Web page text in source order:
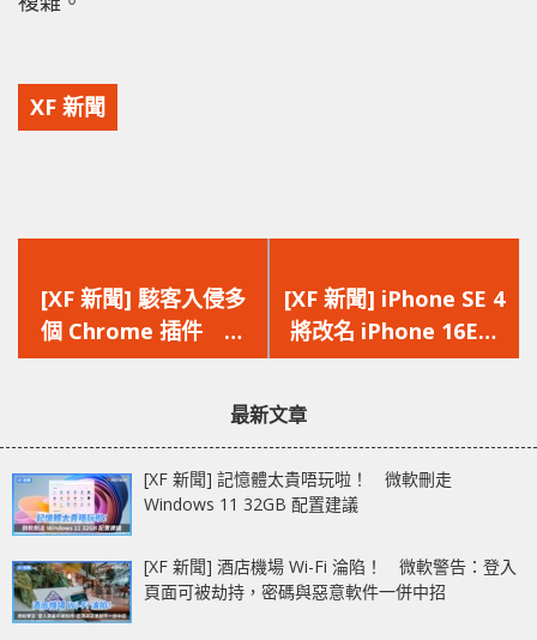
XF 新聞
一
篇
文
[XF 新聞] 駭客入侵多
個 Chrome 插件 惡
意代碼竊取用戶數據
一
篇
文
[XF 新聞] iPhone SE 4
將改名 iPhone 16E
全新設計與 OLED 熒幕
最新文章
[XF 新聞] 記憶體太貴唔玩啦！ 微軟刪走
Windows 11 32GB 配置建議
[XF 新聞] 酒店機場 Wi-Fi 淪陷！ 微軟警告：登入
頁面可被劫持，密碼與惡意軟件一併中招